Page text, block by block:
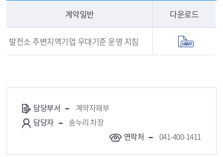
계약일반
다운로드
발전소 주변지역기업 우대기준 운영 지침
담당부서
계약자재부
담당자
송누리 차장
연락처
041-400-1411